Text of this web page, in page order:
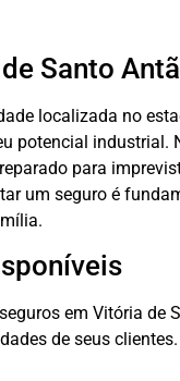
Santo
localizada no
potencial industrial.
para
um seguro é
em Vitória
de seus